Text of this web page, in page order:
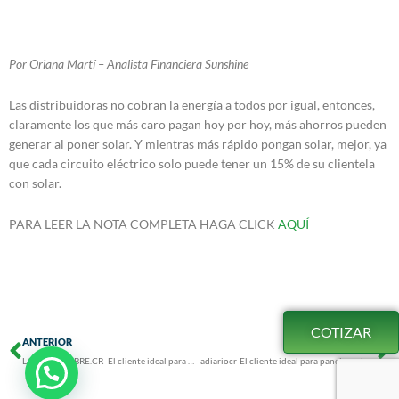
COTIZAR
Por Oriana Martí – Analista Financiera Sunshine
Las distribuidoras no cobran la energía a todos por igual, entonces,
claramente los que más caro pagan hoy por hoy, más ahorros pueden
generar al poner solar. Y mientras más rápido pongan solar, mejor, ya
que cada circuito eléctrico solo puede tener un 15% de su clientela
con solar.
PARA LEER LA NOTA COMPLETA HAGA CLICK AQUÍ
Prev
ANTERIOR
adiariocr-El cliente ideal para paneles solares